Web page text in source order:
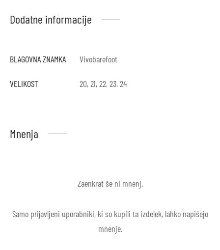
Dodatne informacije
BLAGOVNA ZNAMKA Vivobarefoot
VELIKOST 20, 21, 22, 23, 24
Mnenja
Zaenkrat še ni mnenj.
Samo prijavljeni uporabniki, ki so kupili ta izdelek, lahko napišejo
mnenje.